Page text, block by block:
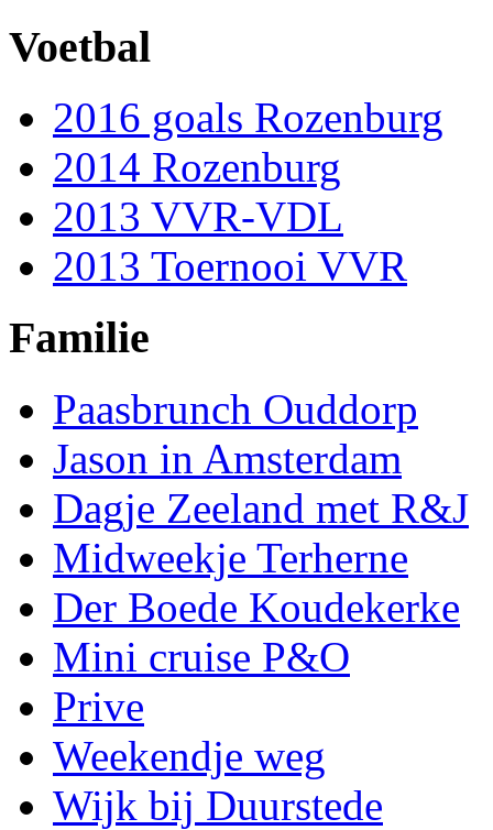
Voetbal
2016 goals Rozenburg
2014 Rozenburg
2013 VVR-VDL
2013 Toernooi VVR
Familie
Paasbrunch Ouddorp
Jason in Amsterdam
Dagje Zeeland met R&J
Midweekje Terherne
Der Boede Koudekerke
Mini cruise P&O
Prive
Weekendje weg
Wijk bij Duurstede